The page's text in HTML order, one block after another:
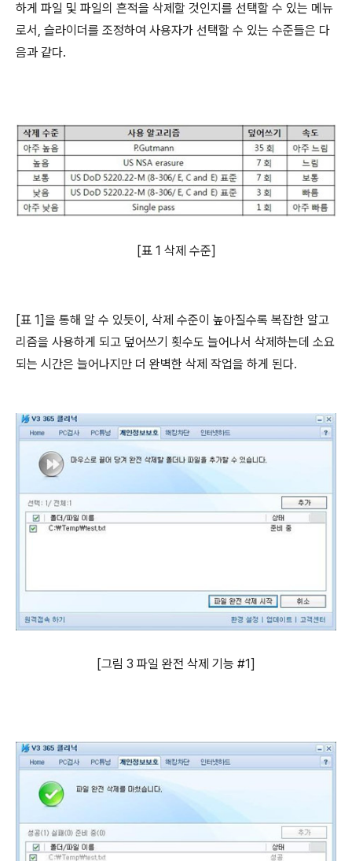
하게 파일 및 파일의 흔적을 삭제할 것인지를 선택할 수 있는 메뉴
로서, 슬라이더를 조정하여 사용자가 선택할 수 있는 수준들은 다
음과 같다.
[표 1 삭제 수준]
[표 1]을 통해 알 수 있듯이, 삭제 수준이 높아질수록 복잡한 알고
리즘을 사용하게 되고 덮어쓰기 횟수도 늘어나서 삭제하는데 소요
되는 시간은 늘어나지만 더 완벽한 삭제 작업을 하게 된다.
[그림 3 파일 완전 삭제 기능 #1]